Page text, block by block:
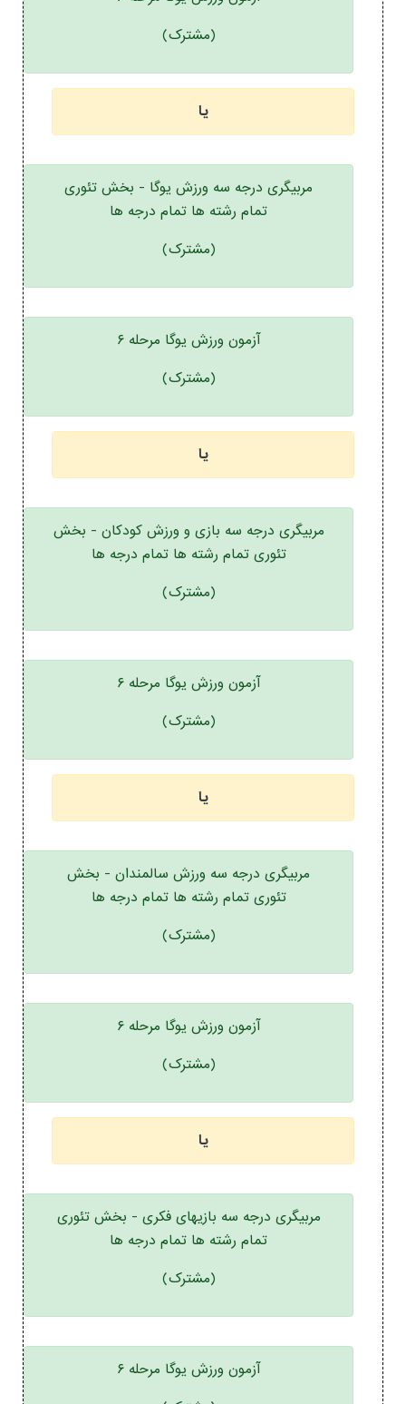
(مشترک)
یا
مربیگری درجه سه ورزش یوگا - بخش تئوری
تمام رشته ها تمام درجه ها
(مشترک)
آزمون ورزش یوگا مرحله ۶
(مشترک)
یا
مربیگری درجه سه بازی و ورزش کودکان - بخش
تئوری تمام رشته ها تمام درجه ها
(مشترک)
آزمون ورزش یوگا مرحله ۶
(مشترک)
یا
مربیگری درجه سه ورزش سالمندان - بخش
تئوری تمام رشته ها تمام درجه ها
(مشترک)
آزمون ورزش یوگا مرحله ۶
(مشترک)
یا
مربیگری درجه سه بازیهای فکری - بخش تئوری
تمام رشته ها تمام درجه ها
(مشترک)
آزمون ورزش یوگا مرحله ۶